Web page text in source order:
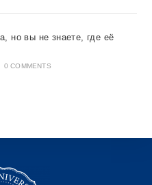
но вы не знаете, где её
0 COMMENTS